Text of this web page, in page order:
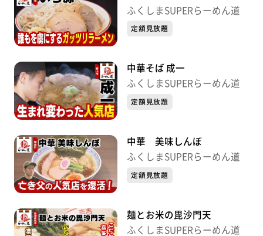
ふくしまSUPERらーめん道
定額見放題
中華そば 成一
ふくしまSUPERらーめん道
定額見放題
中華 美味しんぼ
ふくしまSUPERらーめん道
定額見放題
麺とお米の毘沙門天
ふくしまSUPERらーめん道